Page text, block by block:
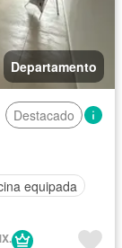
Departamento
Destacado
equipada